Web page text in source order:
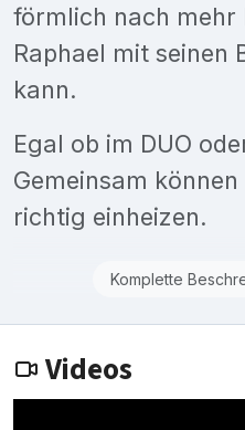
förmlich nach mehr
Raphael mit seinen
kann.
Egal ob im DUO
Gemeinsam
richtig einheizen.
Komplette
Videos